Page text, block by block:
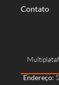
Endereço:
Contato